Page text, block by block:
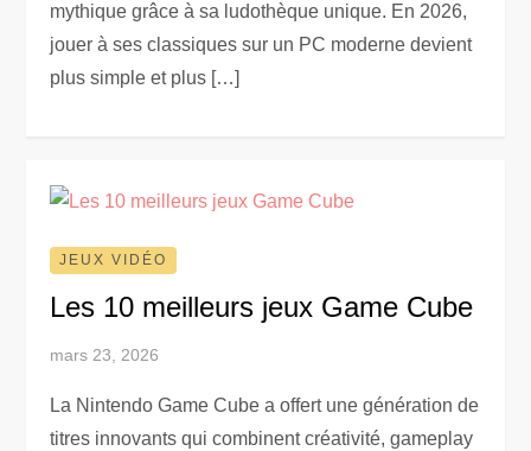
mythique grâce à sa ludothèque unique. En 2026,
jouer à ses classiques sur un PC moderne devient
plus simple et plus […]
JEUX VIDÉO
Les 10 meilleurs jeux Game Cube
mars 23, 2026
La Nintendo Game Cube a offert une génération de
titres innovants qui combinent créativité, gameplay